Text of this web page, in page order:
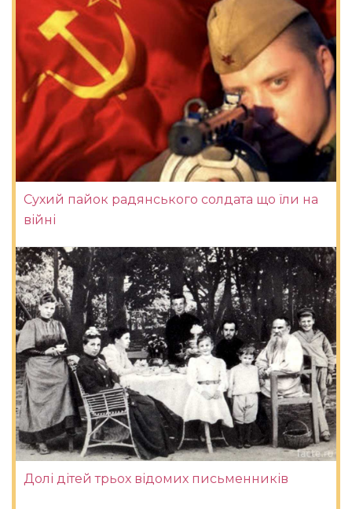
Сухий пайок радянського солдата що їли на
війні
Долі дітей трьох відомих письменників